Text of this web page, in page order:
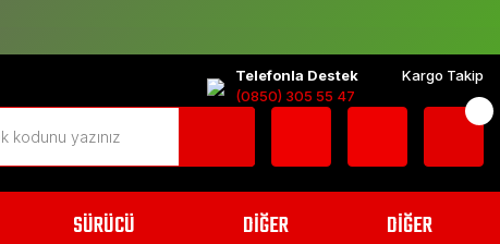
Telefonla Destek
(0850) 305 55 47
Kargo Takip
SÜRÜCÜ
DİĞER
DİĞER